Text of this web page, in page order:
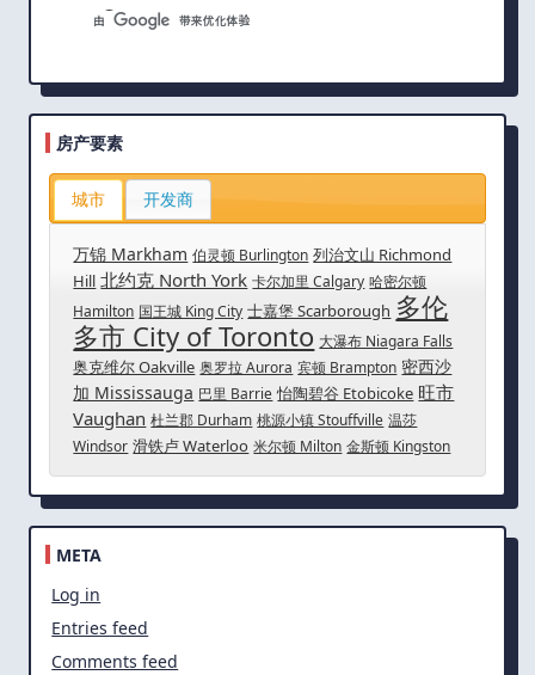
房产要素
城市 开发商
万锦 Markham 伯灵顿 Burlington 列治文山 Richmond
Hill 北约克 North York 卡尔加里 Calgary 哈密尔顿
Hamilton 国王城 King City 士嘉堡 Scarborough 多伦
多市 City of Toronto 大瀑布 Niagara Falls
奥克维尔 Oakville 奥罗拉 Aurora 宾顿 Brampton 密西沙
加 Mississauga 巴里 Barrie 怡陶碧谷 Etobicoke 旺市
Vaughan 杜兰郡 Durham 桃源小镇 Stouffville 温莎
Windsor 滑铁卢 Waterloo 米尔顿 Milton 金斯顿 Kingston
META
Log in
Entries feed
Comments feed